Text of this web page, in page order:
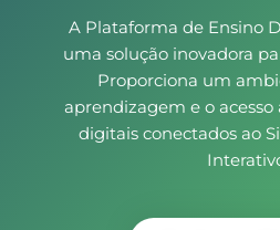
A Plataforma de Ensino
uma solução inovadora
Proporciona um
aprendizagem e o acesso
digitais conectados ao